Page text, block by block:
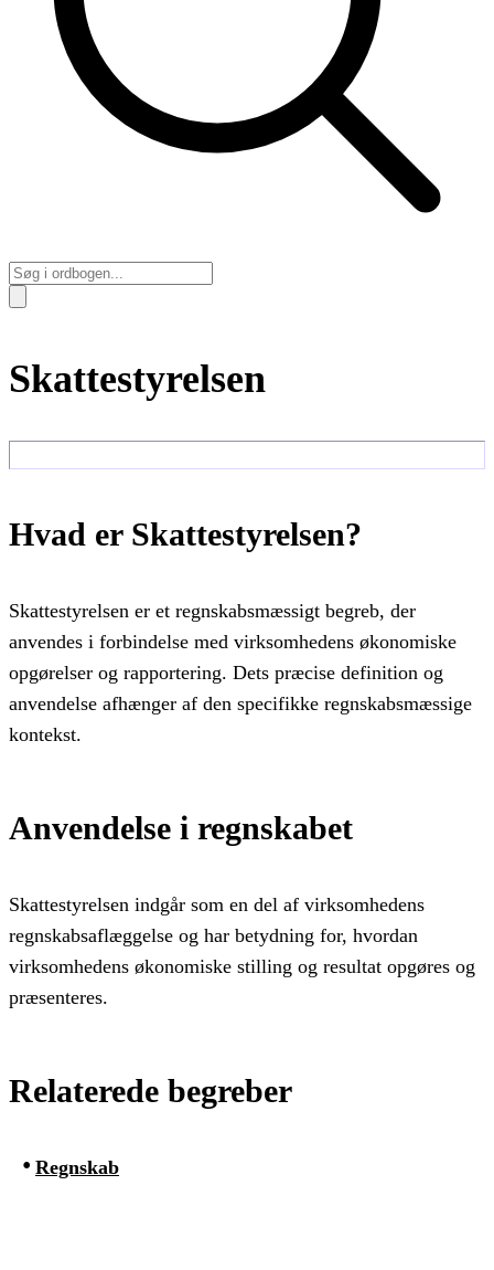
Skattestyrelsen
Hvad er Skattestyrelsen?
Skattestyrelsen er et regnskabsmæssigt begreb, der
anvendes i forbindelse med virksomhedens økonomiske
opgørelser og rapportering. Dets præcise definition og
anvendelse afhænger af den specifikke regnskabsmæssige
kontekst.
Anvendelse i regnskabet
Skattestyrelsen indgår som en del af virksomhedens
regnskabsaflæggelse og har betydning for, hvordan
virksomhedens økonomiske stilling og resultat opgøres og
præsenteres.
Relaterede begreber
Regnskab